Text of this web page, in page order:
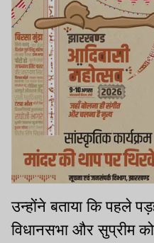
उन्होंने बताया कि पहले
विधानसभा और सुप्रीम